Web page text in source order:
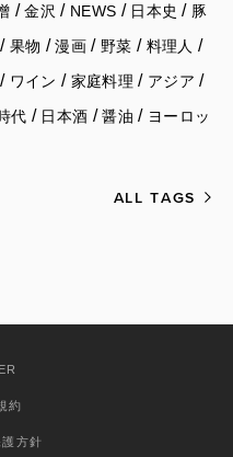
/金沢 / NEWS / 日本史 / 豚
/ 果物 /漫画/ 野菜 / 料理人 /
/ ワイン / 家庭料理 / アジア /
代 / 日本酒 /醤油 / ヨーロッ
ALL TAGS
約
方針